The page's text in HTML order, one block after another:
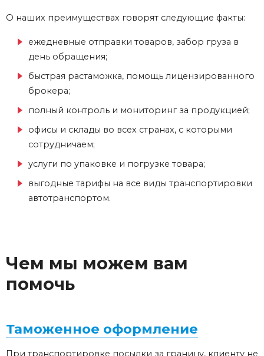
О наших преимуществах говорят следующие факты:
ежедневные отправки товаров, забор груза в
день обращения;
быстрая растаможка, помощь лицензированного
брокера;
полный контроль и мониторинг за продукцией;
офисы и склады во всех странах, с которыми
сотрудничаем;
услуги по упаковке и погрузке товара;
выгодные тарифы на все виды транспортировки
автотранспортом.
Чем мы можем вам
помочь
Таможенное оформление
При транспортировке посылки за границу, клиенту не